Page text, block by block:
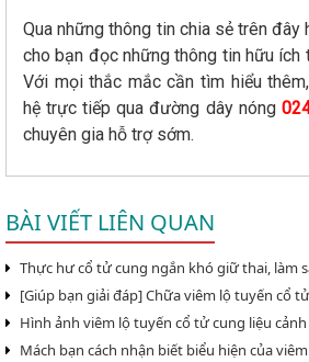
Qua những thông tin chia sẻ trên đây
cho bạn đọc những thông tin hữu ích
Với mọi thắc mắc cần tìm hiểu
hệ trực tiếp qua đường dây nóng
chuyên gia hỗ trợ sớm.
BÀI VIẾT LIÊN QUAN
Thực hư cổ tử cung ngắn khó giữ thai, làm
[Giúp bạn giải đáp] Chữa viêm lộ tuyến cổ
Hình ảnh viêm lộ tuyến cổ tử cung liệu
Mách bạn cách nhận biết biểu hiện của